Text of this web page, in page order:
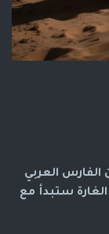
العربي
ستبدأ مع